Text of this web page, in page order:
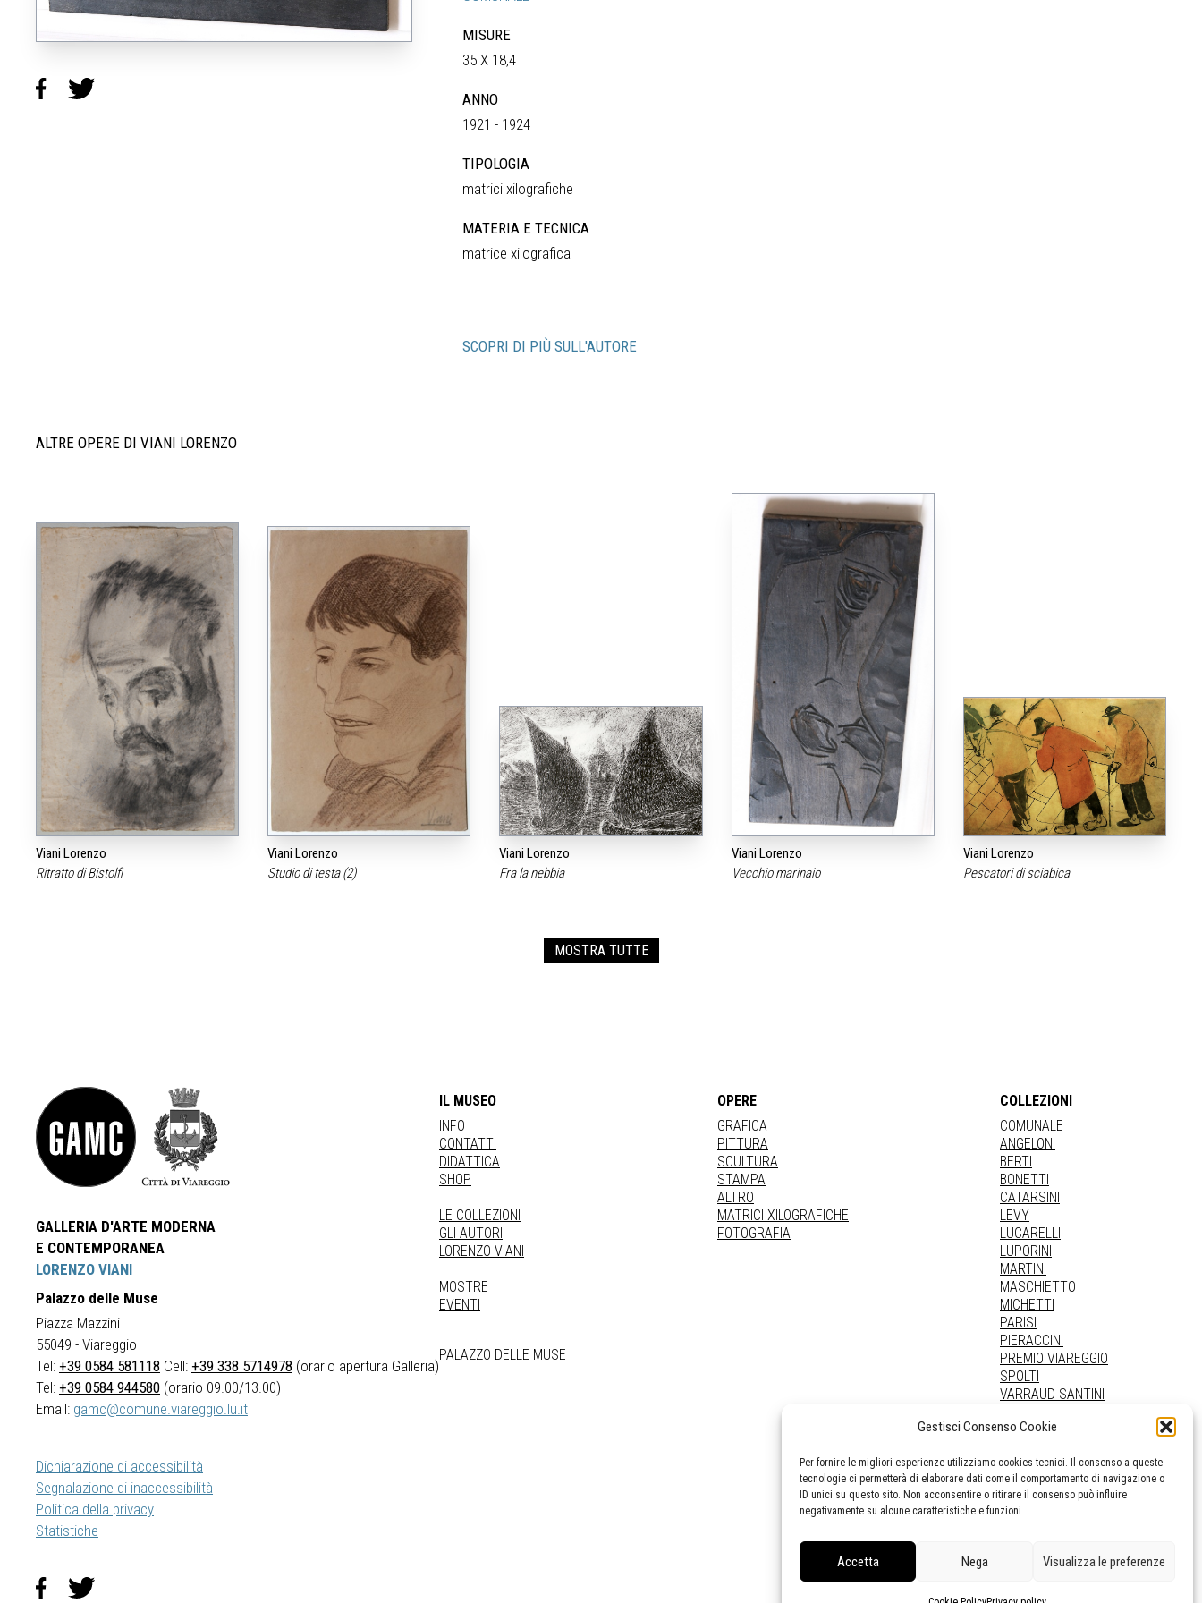
Gestisci Consenso Cookie
Per fornire le migliori esperienze utilizziamo cookies tecnici. Il consenso a queste
tecnologie ci permetterà di elaborare dati come il comportamento di navigazione o
ID unici su questo sito. Non acconsentire o ritirare il consenso può influire
negativamente su alcune caratteristiche e funzioni.
Accetta Nega Visualizza le preferenze
MISURE
35 X 18,4
ANNO
1921 - 1924
TIPOLOGIA
matrici xilografiche
MATERIA E TECNICA
matrice xilografica
SCOPRI DI PIÙ SULL'AUTORE
ALTRE OPERE DI VIANI LORENZO
Viani Lorenzo
Ritratto di Bistolfi
Viani Lorenzo
Studio di testa (2)
Viani Lorenzo
Fra la nebbia
Viani Lorenzo
Vecchio marinaio
Viani Lorenzo
Pescatori di sciabica
MOSTRA TUTTE
GALLERIA D'ARTE MODERNA
E CONTEMPORANEA
LORENZO VIANI
Palazzo delle Muse
Piazza Mazzini
55049 - Viareggio
Tel: +39 0584 581118 Cell: +39 338 5714978 (orario apertura Galleria)
Tel: +39 0584 944580 (orario 09.00/13.00)
Email: gamc@comune.viareggio.lu.it
Dichiarazione di accessibilità
Segnalazione di inaccessibilità
Politica della privacy
Statistiche
IL MUSEO
INFO
CONTATTI
DIDATTICA
SHOP
LE COLLEZIONI
GLI AUTORI
LORENZO VIANI
MOSTRE
EVENTI
PALAZZO DELLE MUSE
OPERE
GRAFICA
PITTURA
SCULTURA
STAMPA
ALTRO
MATRICI XILOGRAFICHE
FOTOGRAFIA
COLLEZIONI
COMUNALE
ANGELONI
BERTI
BONETTI
CATARSINI
LEVY
LUCARELLI
LUPORINI
MARTINI
MASCHIETTO
MICHETTI
PARISI
PIERACCINI
PREMIO VIAREGGIO
SPOLTI
VARRAUD SANTINI